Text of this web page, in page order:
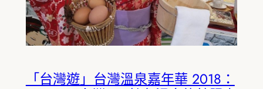
「台灣遊」台灣溫泉嘉年華 2018：